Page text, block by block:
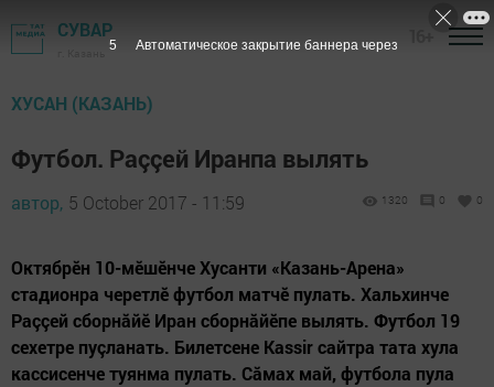
СУВАР
ХУСАН (КАЗАНЬ)
Футбол. Раççей Иранпа вылять
автор, 5 October 2017 - 11:59 1320 0 0
Октябрӗн 10-мӗшӗнче Хусанти «Казань-Арена»
стадионра черетлӗ футбол матчӗ пулать. Хальхинче
Раççей сборнăйӗ Иран сборнăйӗпе вылять. Футбол 19
сехетре пуçланать. Билетсене Kassir сайтра тата хула
кассисенче туянма пулать. Сăмах май, футбола пула
5 Автоматическое закрытие баннера через